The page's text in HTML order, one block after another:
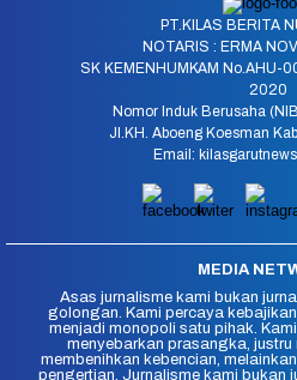
PT.KILAS BERITA
NOTARIS : ERMA
SK KEMENHUMKAM No.AHU-
2020
Nomor Induk Berusaha
Jl.KH. Aboeng Koesman
Email:
MEDIA
Asas jurnalisme kami bukan
golongan. Kami percaya
menjadi monopoli satu pihak.
menyebarkan prasangka,
membenihkan kebencian,
pengertian. Jurnalisme kami bukan